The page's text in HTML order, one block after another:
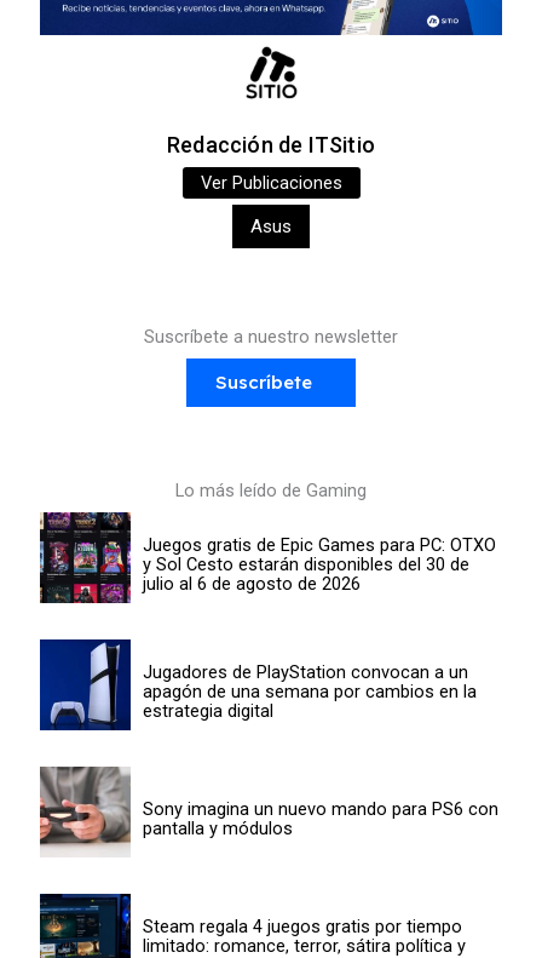
Redacción de ITSitio
Ver Publicaciones
Asus
Suscríbete a nuestro newsletter
Suscríbete
Lo más leído de Gaming
Juegos gratis de Epic Games para PC: OTXO
y Sol Cesto estarán disponibles del 30 de
julio al 6 de agosto de 2026
Jugadores de PlayStation convocan a un
apagón de una semana por cambios en la
estrategia digital
Sony imagina un nuevo mando para PS6 con
pantalla y módulos
Steam regala 4 juegos gratis por tiempo
limitado: romance, terror, sátira política y